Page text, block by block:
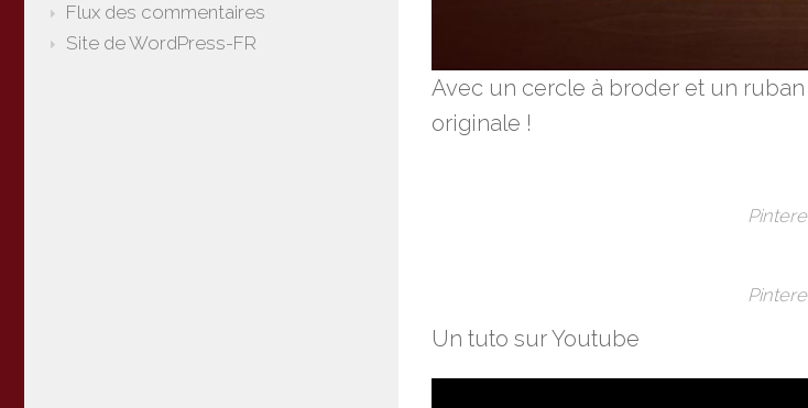
Avec un cercle à broder et un
originale !
Un tuto sur Youtube
Flux des commentaires
Site de WordPress-FR